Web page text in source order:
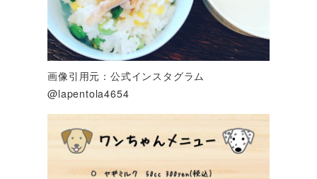
画像引用元：公式インスタグラム
@lapentola4654